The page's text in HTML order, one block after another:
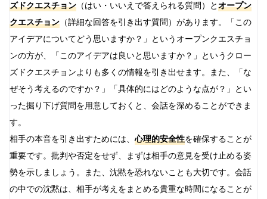
ズドクエスチョン （はい・いいえで答えられる質問）とオープン
クエスチョン （詳細な回答を引き出す質問）があります。「この
アイデアについてどう思いますか？」というオープンクエスチョ
ンの方が、「このアイデアは良いと思いますか？」というクロー
ズドクエスチョンよりも多くの情報を引き出せます。また、「な
ぜそう考えるのですか？」「具体的にはどのような点が？」とい
った掘り下げ質問を用意しておくと、会話を深めることができま
す。
相手の本音を引き出すためには、 心理的安全性を確保することが
重要です。批判や否定をせず、まずは相手の意見を受け止める姿
勢を示しましょう。また、沈黙を恐れないことも大切です。会話
の中での沈黙は、相手が考えをまとめる貴重な時間になることが